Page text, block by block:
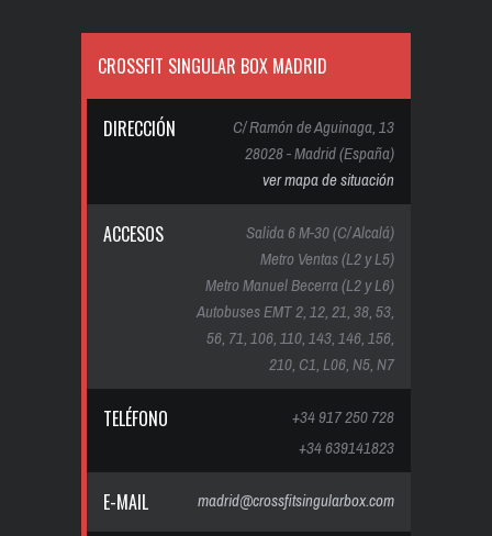
CROSSFIT SINGULAR BOX MADRID
DIRECCIÓN
C/ Ramón de Aguinaga, 13
28028 - Madrid (España)
ver mapa de situación
ACCESOS
Salida 6 M-30 (C/ Alcalá)
Metro Ventas (L2 y L5)
Metro Manuel Becerra (L2 y L6)
Autobuses EMT 2, 12, 21, 38, 53,
56, 71, 106, 110, 143, 146, 156,
210, C1, L06, N5, N7
TELÉFONO
+34 917 250 728
+34 639141823
E-MAIL madrid@crossfitsingularbox.com